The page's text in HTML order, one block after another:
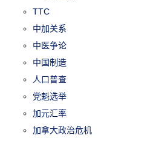
TTC
中加关系
中医争论
中国制造
人口普查
党魁选举
加元汇率
加拿大政治危机